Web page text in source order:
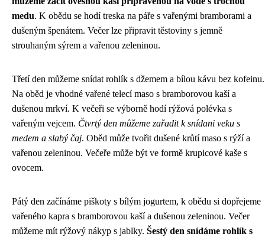
medu. K obědu se hodí treska na páře s vařenými bramborami a
dušeným špenátem. Večer lze připravit těstoviny s jemně
strouhaným sýrem a vařenou zeleninou.
Třetí den můžeme snídat rohlík s džemem a bílou kávu bez kofeinu.
Na oběd je vhodné vařené telecí maso s bramborovou kaší a
dušenou mrkví. K večeři se výborně hodí rýžová polévka s
vařeným vejcem. Čtvrtý den můžeme zařadit k snídani veku s
medem a slabý čaj. Oběd může tvořit dušené krůtí maso s rýží a
vařenou zeleninou. Večeře může být ve formě krupicové kaše s
ovocem.
Pátý den začínáme piškoty s bílým jogurtem, k obědu si dopřejeme
vařeného kapra s bramborovou kaší a dušenou zeleninou. Večer
můžeme mít rýžový nákyp s jablky. Šestý den snídáme rohlík s